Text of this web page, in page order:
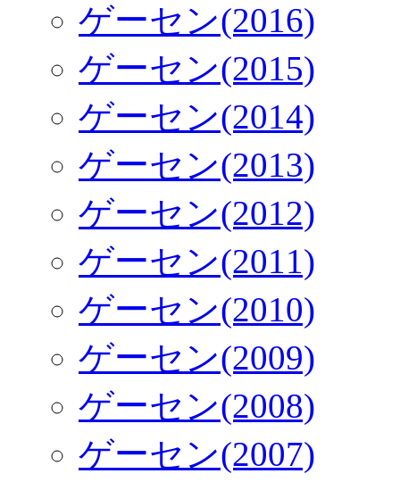
ゲーセン(2016)
ゲーセン(2015)
ゲーセン(2014)
ゲーセン(2013)
ゲーセン(2012)
ゲーセン(2011)
ゲーセン(2010)
ゲーセン(2009)
ゲーセン(2008)
ゲーセン(2007)